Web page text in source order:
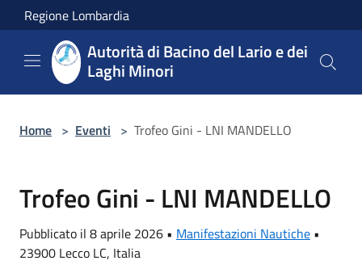
Salta al contenuto principale
Regione Lombardia
Autorità di Bacino del Lario e dei
Laghi Minori
Home > Eventi > Trofeo Gini - LNI MANDELLO
Trofeo Gini - LNI MANDELLO
Pubblicato il 8 aprile 2026 • Manifestazioni Nautiche •
23900 Lecco LC, Italia